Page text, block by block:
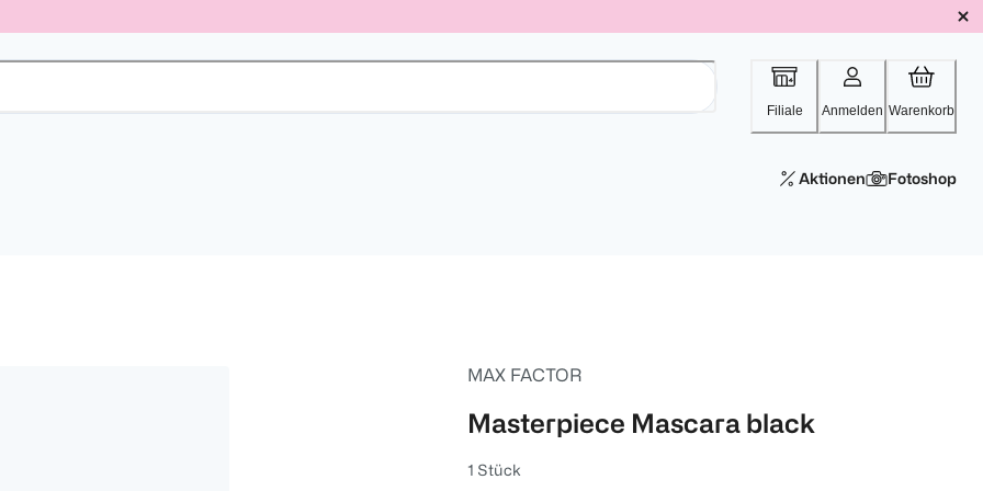
Filiale Anmelden Warenkorb
Aktionen Fotoshop
MAX FACTOR
Masterpiece Mascara black
1 Stück